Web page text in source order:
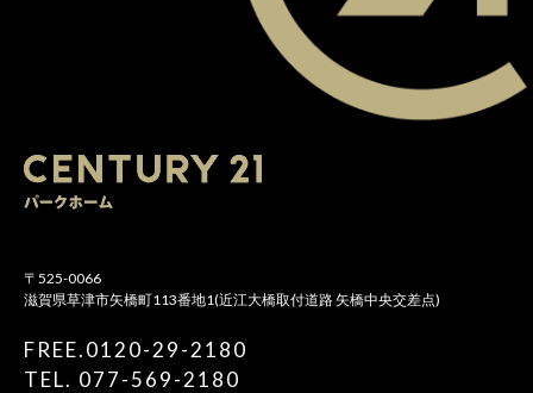
〒525-0066
滋賀県草津市矢橋町113番地1(近江大橋取付道路 矢橋中央交差点)
FREE.0120-29-2180
TEL. 077-569-2180